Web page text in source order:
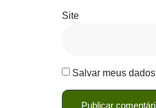
Site
Salvar meus